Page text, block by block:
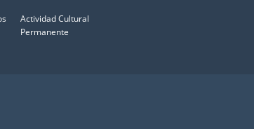
Actividad Cultural
Permanente